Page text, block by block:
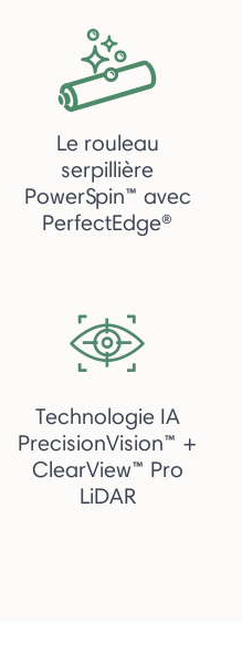
Le rouleau
serpillière
PowerSpin™ avec
PerfectEdge®
Technologie IA
PrecisionVision™ +
ClearView™ Pro
LiDAR